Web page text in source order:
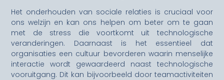
Het onderhouden van sociale relaties is cruciaal voor
ons welzijn en kan ons helpen om beter om te gaan
met de stress die voortkomt uit technologische
veranderingen. Daarnaast is het essentieel dat
organisaties een cultuur bevorderen waarin menselijke
interactie wordt gewaardeerd naast technologische
vooruitgang. Dit kan bijvoorbeeld door teamactiviteiten